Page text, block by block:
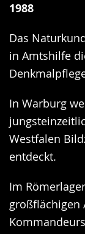
1988
Das
in Amtshilfe
In Warburg
Westfalen
entdeckt.
Im
großflächigen